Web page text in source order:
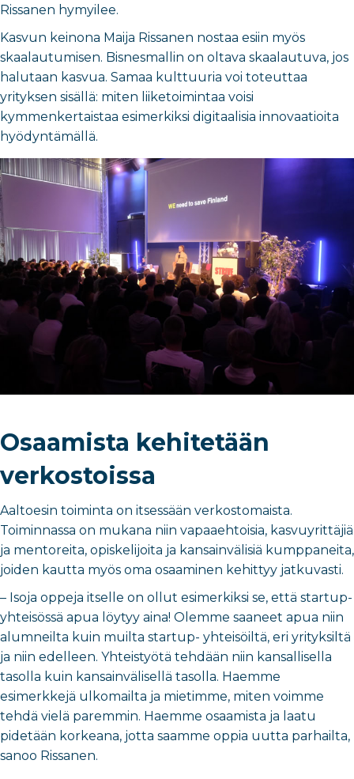
Rissanen hymyilee.
Kasvun keinona Maija Rissanen nostaa esiin myös
skaalautumisen. Bisnesmallin on oltava skaalautuva, jos
halutaan kasvua. Samaa kulttuuria voi toteuttaa
yrityksen sisällä: miten liiketoimintaa voisi
kymmenkertaistaa esimerkiksi digitaalisia innovaatioita
hyödyntämällä.
Osaamista kehitetään
verkostoissa
Aaltoesin toiminta on itsessään verkostomaista.
Toiminnassa on mukana niin vapaaehtoisia, kasvuyrittäjiä
ja mentoreita, opiskelijoita ja kansainvälisiä kumppaneita,
joiden kautta myös oma osaaminen kehittyy jatkuvasti.
– Isoja oppeja itselle on ollut esimerkiksi se, että startup-
yhteisössä apua löytyy aina! Olemme saaneet apua niin
alumneilta kuin muilta startup- yhteisöiltä, eri yrityksiltä
ja niin edelleen. Yhteistyötä tehdään niin kansallisella
tasolla kuin kansainvälisellä tasolla. Haemme
esimerkkejä ulkomailta ja mietimme, miten voimme
tehdä vielä paremmin. Haemme osaamista ja laatu
pidetään korkeana, jotta saamme oppia uutta parhailta,
sanoo Rissanen.